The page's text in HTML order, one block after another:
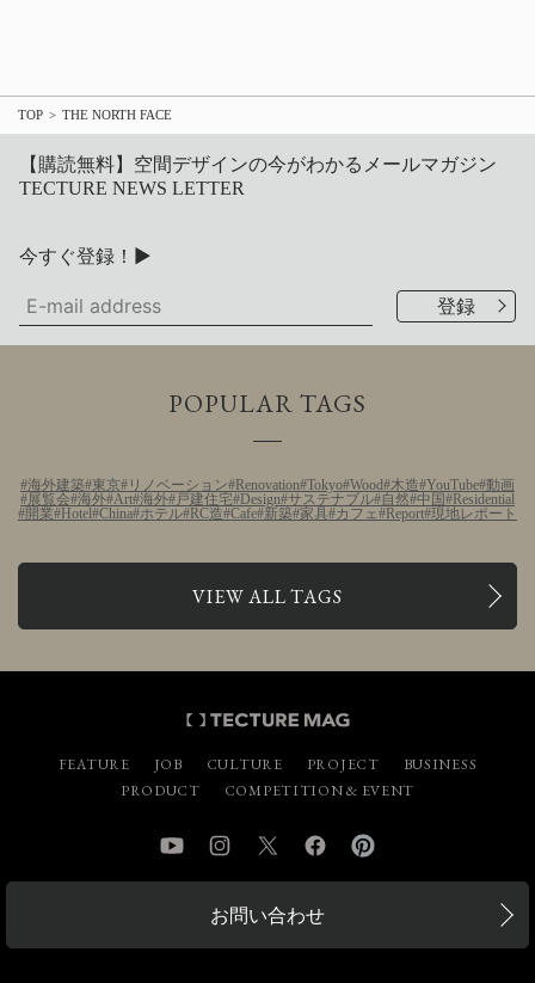
TOP THE NORTH FACE
【購読無料】空間デザインの今がわかるメールマガジン
TECTURE NEWS LETTER
今すぐ登録！▶
POPULAR TAGS
海外建築 東京 リノベーション Renovation Tokyo Wood 木造 YouTube 動画
展覧会 海外 Art 海外 戸建住宅 Design サステナブル 自然 中国 Residential
開業 Hotel China ホテル RC造 Cafe 新築 家具 カフェ Report 現地レポート
VIEW ALL TAGS
FEATURE JOB CULTURE PROJECT
BUSINESS
PRODUCT
COMPETITION & EVENT
YouTube InstagramTwitter Facebook
お問い合わせ